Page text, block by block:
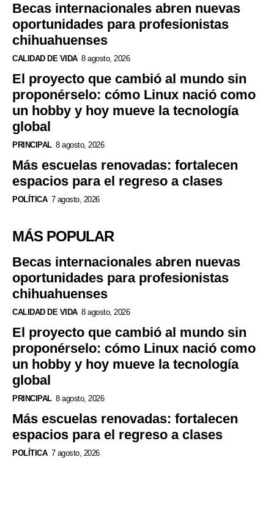
Becas internacionales abren nuevas
oportunidades para profesionistas
chihuahuenses
CALIDAD DE VIDA 8 agosto, 2026
El proyecto que cambió al mundo sin
proponérselo: cómo Linux nació como
un hobby y hoy mueve la tecnología
global
PRINCIPAL 8 agosto, 2026
Más escuelas renovadas: fortalecen
espacios para el regreso a clases
POLÍTICA 7 agosto, 2026
MÁS POPULAR
Becas internacionales abren nuevas
oportunidades para profesionistas
chihuahuenses
CALIDAD DE VIDA 8 agosto, 2026
El proyecto que cambió al mundo sin
proponérselo: cómo Linux nació como
un hobby y hoy mueve la tecnología
global
PRINCIPAL 8 agosto, 2026
Más escuelas renovadas: fortalecen
espacios para el regreso a clases
POLÍTICA 7 agosto, 2026